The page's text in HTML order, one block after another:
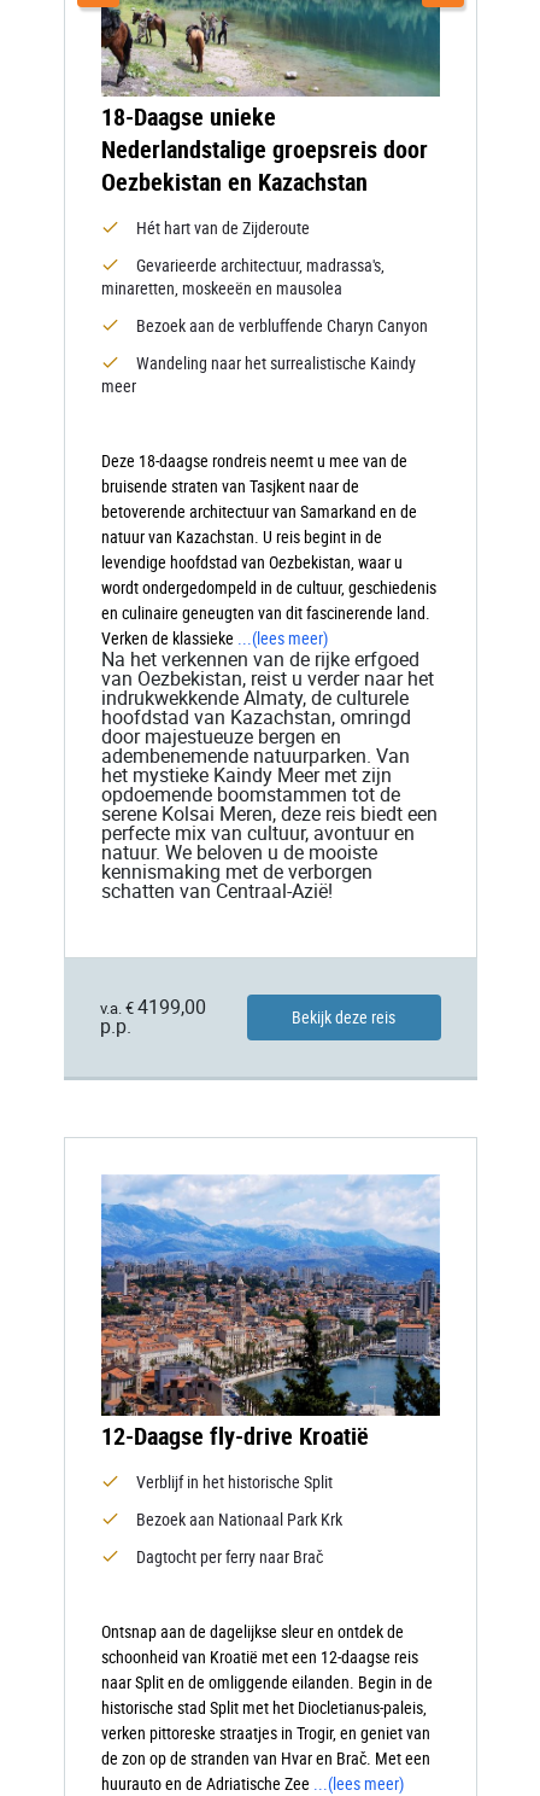
18-Daagse unieke
Nederlandstalige groepsreis door
Oezbekistan en Kazachstan
Hét hart van de Zijderoute
Gevarieerde architectuur, madrassa's,
minaretten, moskeeën en mausolea
Bezoek aan de verbluffende Charyn Canyon
Wandeling naar het surrealistische Kaindy
meer
Deze 18-daagse rondreis neemt u mee van de
bruisende straten van Tasjkent naar de
betoverende architectuur van Samarkand en de
natuur van Kazachstan. U reis begint in de
levendige hoofdstad van Oezbekistan, waar u
wordt ondergedompeld in de cultuur, geschiedenis
en culinaire geneugten van dit fascinerende land.
Verken de klassieke ...(lees meer)
Na het verkennen van de rijke erfgoed
van Oezbekistan, reist u verder naar het
indrukwekkende Almaty, de culturele
hoofdstad van Kazachstan, omringd
door majestueuze bergen en
adembenemende natuurparken. Van
het mystieke Kaindy Meer met zijn
opdoemende boomstammen tot de
serene Kolsai Meren, deze reis biedt een
perfecte mix van cultuur, avontuur en
natuur. We beloven u de mooiste
kennismaking met de verborgen
schatten van Centraal-Azië!
v.a. € 4199,00
p.p.
Bekijk deze reis
12-Daagse fly-drive Kroatië
Verblijf in het historische Split
Bezoek aan Nationaal Park Krk
Dagtocht per ferry naar Brač
Ontsnap aan de dagelijkse sleur en ontdek de
schoonheid van Kroatië met een 12-daagse reis
naar Split en de omliggende eilanden. Begin in de
historische stad Split met het Diocletianus-paleis,
verken pittoreske straatjes in Trogir, en geniet van
de zon op de stranden van Hvar en Brač. Met een
huurauto en de Adriatische Zee ...(lees meer)